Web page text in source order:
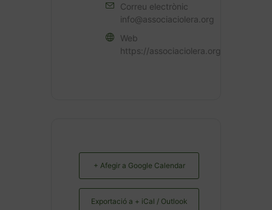
Correu electrònic
info@associaciolera.org
Web
https://associaciolera.org
+ Afegir a Google Calendar
Exportació a + iCal / Outlook